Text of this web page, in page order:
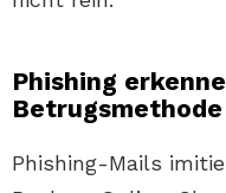
Phishing
Betrugsmethode
Phishing-Mails